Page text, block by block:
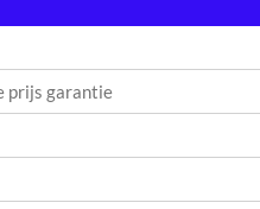
prijs garantie